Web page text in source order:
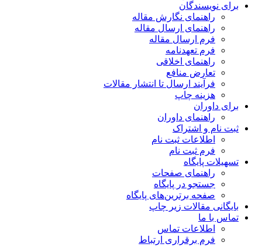
برای نویسندگان
راهنمای نگارش مقاله
راهنمای ارسال مقاله
فرم ارسال مقاله
فرم تعهدنامه
راهنمای اخلاقی
تعارض منافع
فرآیند ارسال تا انتشار مقالات
هزینه چاپ
برای داوران
راهنمای داوران
ثبت نام و اشتراک
اطلاعات ثبت نام
فرم ثبت نام
تسهیلات پایگاه
راهنمای صفحات
جستجو در پایگاه
صفحه برترین‌های پایگاه
بایگانی مقالات زیر چاپ
تماس با ما
اطلاعات تماس
فرم برقراری ارتباط